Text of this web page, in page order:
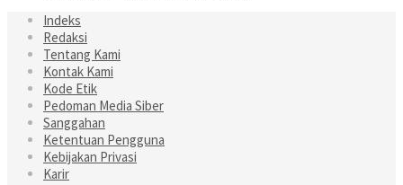
Indeks
Redaksi
Tentang Kami
Kontak Kami
Kode Etik
Pedoman Media Siber
Sanggahan
Ketentuan Pengguna
Kebijakan Privasi
Karir